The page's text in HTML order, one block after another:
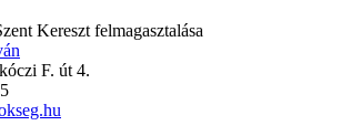
Kereszt felmagasztalása
F. út 4.